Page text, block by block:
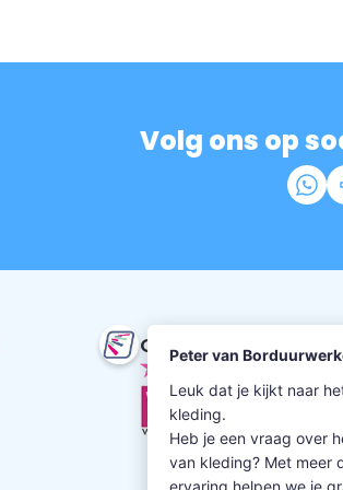
Volg ons op
Onze beoordeling
9.5uit 352